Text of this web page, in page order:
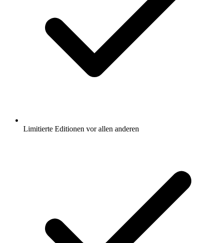
Limitierte Editionen vor allen anderen